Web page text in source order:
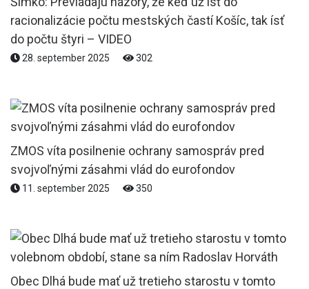
racionalizácie počtu mestských častí Košíc, tak ísť
do počtu štyri – VIDEO
28. september 2025 302
ZMOS víta posilnenie ochrany samospráv pred
svojvoľnými zásahmi vlád do eurofondov
11. september 2025 350
Obec Dlhá bude mať už tretieho starostu v tomto